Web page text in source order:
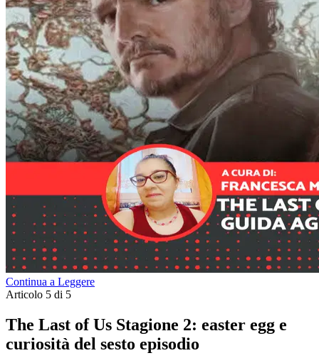
Continua a Leggere
Articolo 5 di 5
The Last of Us Stagione 2: easter egg e
curiosità del sesto episodio